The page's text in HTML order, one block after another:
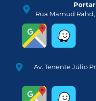
Rua Mamud
Av. Tenente Júlio